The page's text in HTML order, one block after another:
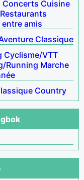
Concerts Cuisine
Restaurants
entre amis
Classique
Cyclisme/VTT
Running Marche
Country